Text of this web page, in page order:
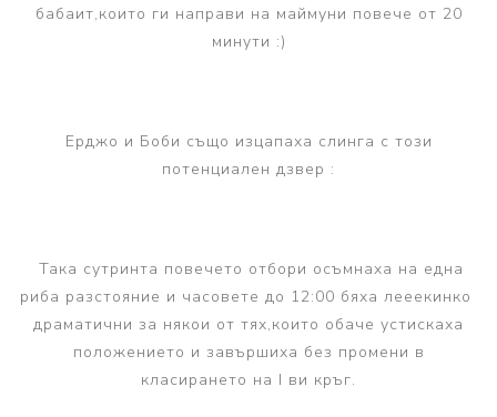
бабаит,които ги направи на маймуни повече от 20
минути :)
Ерджо и Боби също изцапаха слинга с този
потенциален дзвер :
Така сутринта повечето отбори осъмнаха на една
риба разстояние и часовете до 12:00 бяха лееекинко
драматични за някои от тях,които обаче устискаха
положението и завършиха без промени в
класирането на I ви кръг.